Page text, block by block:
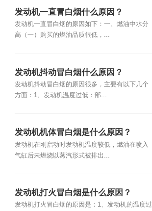
发动机一直冒白烟什么原因？
发动机一直冒白烟的原因如下：一、燃油中水分
高（一）购买的燃油品质很低，...
发动机抖动冒白烟什么原因？
发动机抖动冒白烟的原因很多，主要有以下几个
方面：1、发动机温度过低：部...
发动机机体冒白烟是什么原因？
发动机在刚启动时发动机温度较低，燃油在喷入
气缸后未燃烧以蒸汽形式被排出...
发动机打火冒白烟是什么原因？
发动机打火冒白烟的原因是：1、发动机的温度过